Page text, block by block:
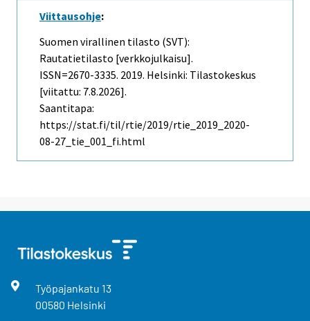
Viittausohje:
Suomen virallinen tilasto (SVT):
Rautatietilasto [verkkojulkaisu].
ISSN=2670-3335. 2019. Helsinki: Tilastokeskus
[viitattu: 7.8.2026].
Saantitapa:
https://stat.fi/til/rtie/2019/rtie_2019_2020-
08-27_tie_001_fi.html
Työpajankatu 13
00580 Helsinki